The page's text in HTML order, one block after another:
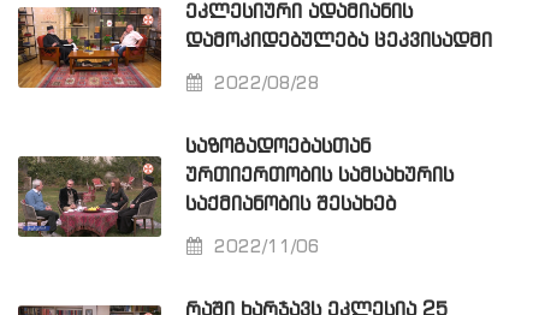
ᲔᲙᲚᲔᲡᲘᲣᲠᲘ ᲐᲓᲐᲛᲘᲐᲜᲘᲡ
ᲓᲐᲛᲝᲙᲘᲓᲔᲑᲣᲚᲔᲑᲐ ᲪᲔᲙᲕᲘᲡᲐᲓᲛᲘ
2022/08/28
ᲡᲐᲖᲝᲒᲐᲓᲝᲔᲑᲐᲡᲗᲐᲜ
ᲣᲠᲗᲘᲔᲠᲗᲝᲑᲘᲡ ᲡᲐᲛᲡᲐᲮᲣᲠᲘᲡ
ᲡᲐᲥᲛᲘᲐᲜᲝᲑᲘᲡ ᲨᲔᲡᲐᲮᲔᲑ
2022/11/06
ᲠᲐᲨᲘ ᲮᲐᲠᲯᲐᲕᲡ ᲔᲙᲚᲔᲡᲘᲐ 25